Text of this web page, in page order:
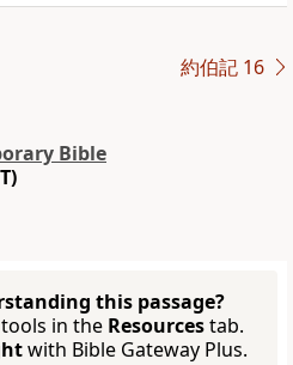
約伯記 16
Bible
this passage?
in the Resourcestab.
with Bible Gateway Plus.